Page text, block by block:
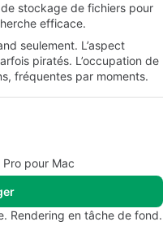
stockage de fichiers pour
efficace.
seulement. L’aspect
piratés. L’occupation de
fréquentes par moments.
pour Mac
Rendering en tâche de fond.